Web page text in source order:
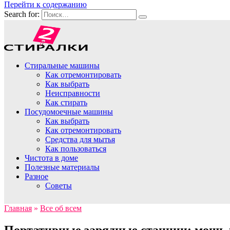
Перейти к содержанию
Search for:
Стиральные машины
Как отремонтировать
Как выбрать
Неисправности
Как стирать
Посудомоечные машины
Как выбрать
Как отремонтировать
Средства для мытья
Как пользоваться
Чистота в доме
Полезные материалы
Разное
Советы
Главная » Все об всем